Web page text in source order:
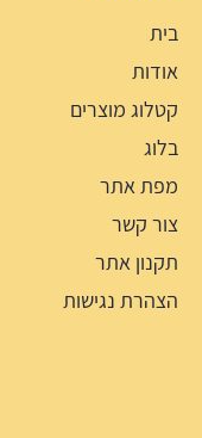
בית
אודות
קטלוג מוצרים
בלוג
מפת אתר
צור קשר
תקנון אתר
הצהרת נגישות